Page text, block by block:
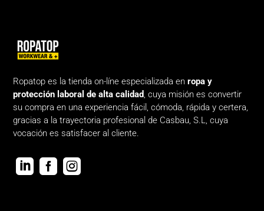
Ropatop es la tienda on-líne especializada enropa y
protección laboral de alta calidad, cuya misión es convertir
su compra en una experiencia fácil, cómoda, rápida y certera,
gracias a la trayectoria profesional de Casbau, S.L, cuya
vocación es satisfacer al cliente.
  